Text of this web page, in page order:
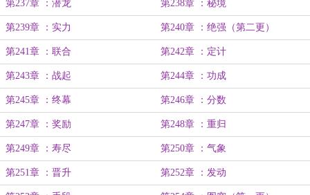
第237章 ：潜龙 第238章 ：秘境
第239章 ：实力 第240章 ：绝强（第二更）
第241章 ：联合 第242章 ：定计
第243章 ：战起 第244章 ：功成
第245章 ：终幕 第246章 ：分数
第247章 ：奖励 第248章 ：重归
第249章 ：寿尽 第250章 ：气象
第251章 ：晋升 第252章 ：发动